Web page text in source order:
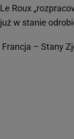
Le Roux
już w stanie
Francja – Stany